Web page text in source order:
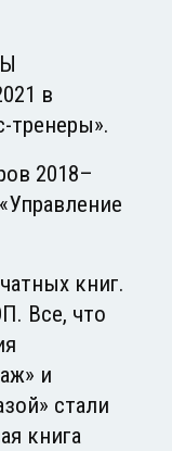
в
тренеры».
2018–
книг.
Все, что
и
стали
книга